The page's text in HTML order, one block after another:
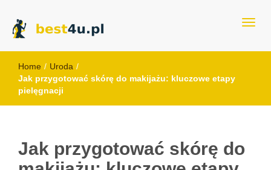
best4u.pl
Home / Uroda /
Jak przygotować skórę do makijażu: kluczowe etapy
pielęgnacji
Jak przygotować skórę do